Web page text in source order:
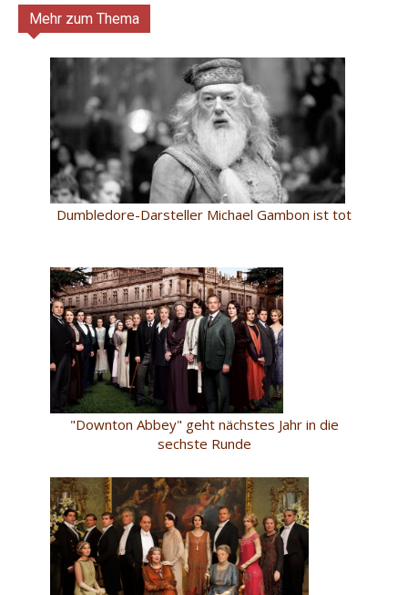
Mehr zum Thema
Dumbledore-Darsteller Michael Gambon ist tot
"Downton Abbey" geht nächstes Jahr in die
sechste Runde